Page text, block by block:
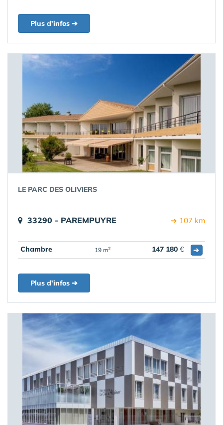
Plus d'infos ➔
LE PARC DES OLIVIERS
33290 - PAREMPUYRE ➔ 107 km
Chambre 19 m2 147 180 € ➔
Plus d'infos ➔